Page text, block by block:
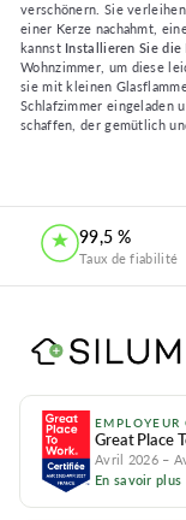
verschönern. Sie
einer Kerze nachahmt,
kannst Installieren Sie die
Wohnzimmer, um diese
sie mit kleinen
Schlafzimmer eingeladen
schaffen, der gemütlich
99,5 %
Taux de fiabilité
EMPLOYEUR
Great Place
Avril 2026 –
En savoir